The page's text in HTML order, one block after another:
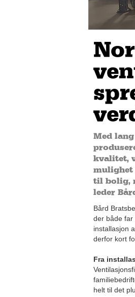
Med
kvalitet,
mulighet
til bolig,
leder
Bård
der både far
installasjon
derfor kort
Fra
helt til det